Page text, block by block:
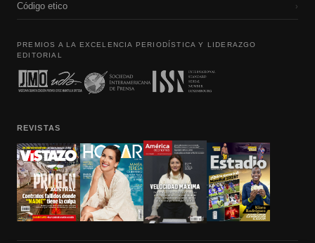
Código etico ›
PREMIOS A LA EXCELENCIA PERIODÍSTICA Y LIDERAZGO
EDITORIAL
REVISTAS